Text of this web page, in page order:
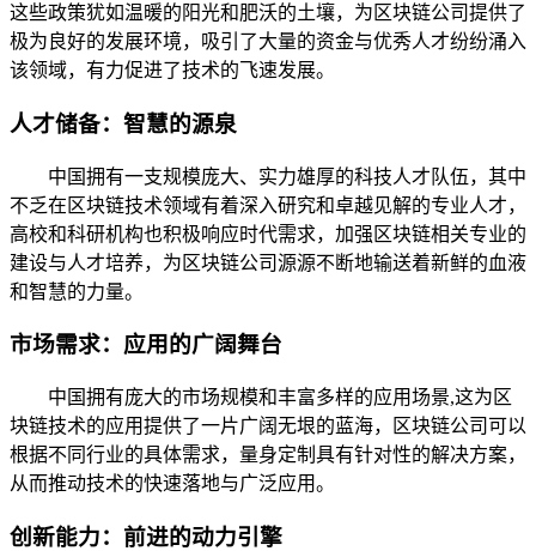
这些政策犹如温暖的阳光和肥沃的土壤，为区块链公司提供了
极为良好的发展环境，吸引了大量的资金与优秀人才纷纷涌入
该领域，有力促进了技术的飞速发展。
人才储备：智慧的源泉
中国拥有一支规模庞大、实力雄厚的科技人才队伍，其中
不乏在区块链技术领域有着深入研究和卓越见解的专业人才，
高校和科研机构也积极响应时代需求，加强区块链相关专业的
建设与人才培养，为区块链公司源源不断地输送着新鲜的血液
和智慧的力量。
市场需求：应用的广阔舞台
中国拥有庞大的市场规模和丰富多样的应用场景,这为区
块链技术的应用提供了一片广阔无垠的蓝海，区块链公司可以
根据不同行业的具体需求，量身定制具有针对性的解决方案，
从而推动技术的快速落地与广泛应用。
创新能力：前进的动力引擎